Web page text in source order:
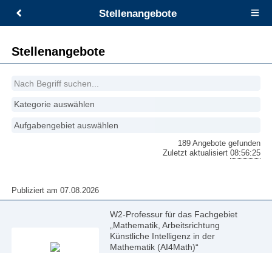
Stellenangebote
Open
Stellenangebote
Kategorie auswählen
Aufgabengebiet auswählen
189 Angebote gefunden
Zuletzt aktualisiert08:56:25
Publiziert am 07.08.2026
W2-Professur für das Fachgebiet
„Mathematik, Arbeitsrichtung
Künstliche Intelligenz in der
Mathematik (AI4Math)“